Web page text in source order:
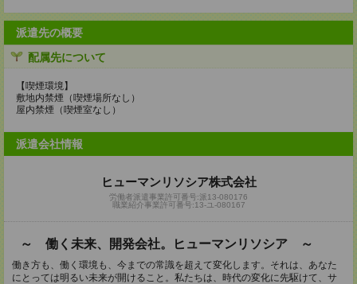
派遣先の概要
配属先について
【喫煙環境】
敷地内禁煙（喫煙場所なし）
屋内禁煙（喫煙室なし）
派遣会社情報
ヒューマンリソシア株式会社
労働者派遣事業許可番号:派13-080176
職業紹介事業許可番号:13-ユ-080167
～ 働く未来、開発会社。ヒューマンリソシア ～
働き方も、働く環境も、今までの常識を超えて変化します。それは、あなた
にとっては明るい未来が開けること。私たちは、時代の変化に先駆けて、サ